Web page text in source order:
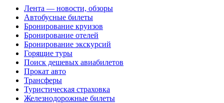
Лента — новости, обзоры
Автобусные билеты
Бронирование круизов
Бронирование отелей
Бронирование экскурсий
Горящие туры
Поиск дешевых авиабилетов
Прокат авто
Трансферы
Туристическая страховка
Железнодорожные билеты